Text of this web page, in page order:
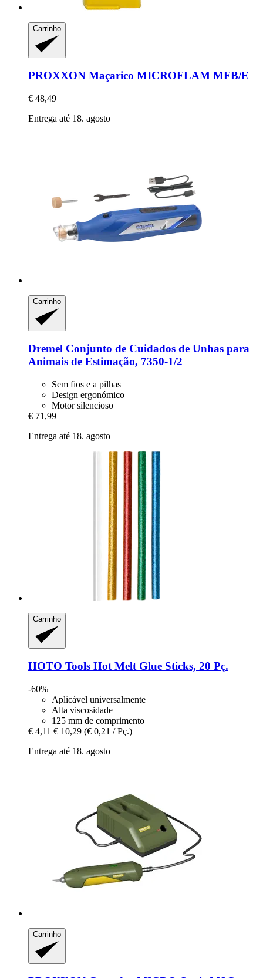
Carrinho
PROXXON Maçarico MICROFLAM MFB/E
€ 48,49
Entrega até 18. agosto
Carrinho
Dremel Conjunto de Cuidados de Unhas para
Animais de Estimação, 7350-​1/2
Sem fios e a pilhas
Design ergonómico
Motor silencioso
€ 71,99
Entrega até 18. agosto
Carrinho
HOTO Tools Hot Melt Glue Sticks, 20 Pç.
-60%
Aplicável universalmente
Alta viscosidade
125 mm de comprimento
€ 4,11 € 10,29 (€ 0,21 / Pç.)
Entrega até 18. agosto
Carrinho